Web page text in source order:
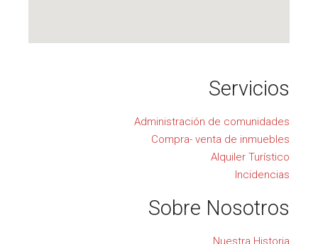
Servicios
Administración de comunidades
Compra- venta de inmuebles
Alquiler Turístico
Incidencias
Sobre Nosotros
Nuestra Historia